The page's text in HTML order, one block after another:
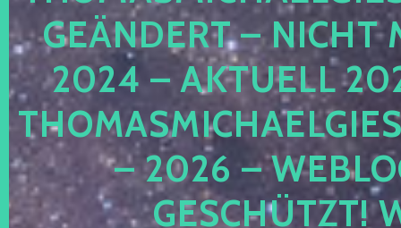
GEÄNDERT – NICHT
2024 – AKTUELL
– 2026 –
ESCHÜTZT!